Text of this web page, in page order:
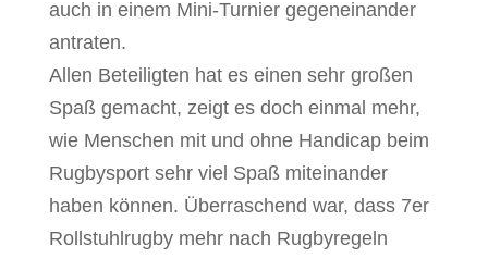
auch in einem Mini-Turnier gegeneinander
antraten.
Allen Beteiligten hat es einen sehr großen
Spaß gemacht, zeigt es doch einmal mehr,
wie Menschen mit und ohne Handicap beim
Rugbysport sehr viel Spaß miteinander
haben können. Überraschend war, dass 7er
Rollstuhlrugby mehr nach Rugbyregeln